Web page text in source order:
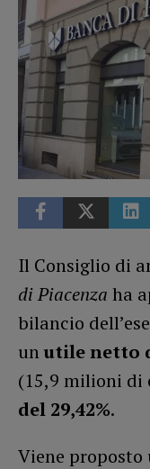
Il Consiglio di
di Piacenza ha
bilancio
unutile netto
(15,9 milioni di
del 29,42%.
Viene proposto